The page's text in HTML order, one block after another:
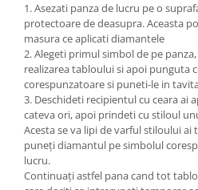
1. Asezati panza de lucru pe o
protectoare de deasupra. Aceasta
masura ce aplicati diamantele
2. Alegeti primul simbol de pe
realizarea tabloului si apoi punguta
corespunzatoare si puneti-le in
3. Deschideti recipientul cu ceara ai
cateva ori, apoi prindeti cu stiloul
Acesta se va lipi de varful stiloului ai
puneți diamantul pe simbolul
lucru.
Continuați astfel pana cand tot